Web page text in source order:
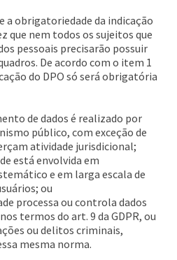
a obrigatoriedade da indicação
que nem todos os sujeitos que
pessoais precisarão possuir
De acordo com o item 1
do DPO só será obrigatória
de dados é realizado por
público, com exceção de
atividade jurisdicional;
está envolvida em
e em larga escala de
ou
processa ou controla dados
termos do art. 9 da GDPR, ou
ou delitos criminais,
mesma norma.